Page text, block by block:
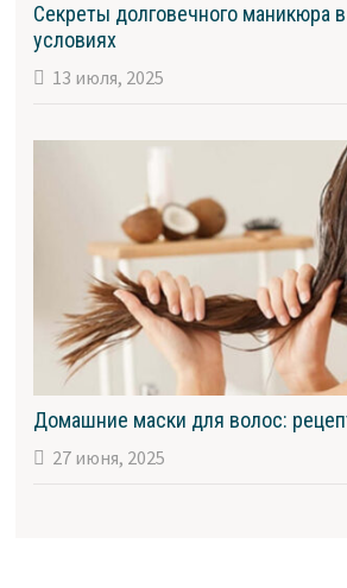
Секреты долговечного маникюра
условиях
13 июля, 2025
Домашние маски для волос:
27 июня, 2025